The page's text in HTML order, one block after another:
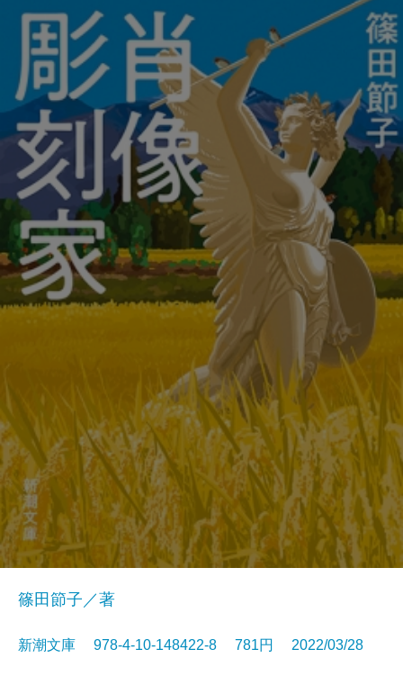
篠田節子／著
新潮文庫 978-4-10-148422-8 781円 2022/03/28